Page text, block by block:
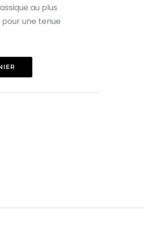
au plus
une tenue